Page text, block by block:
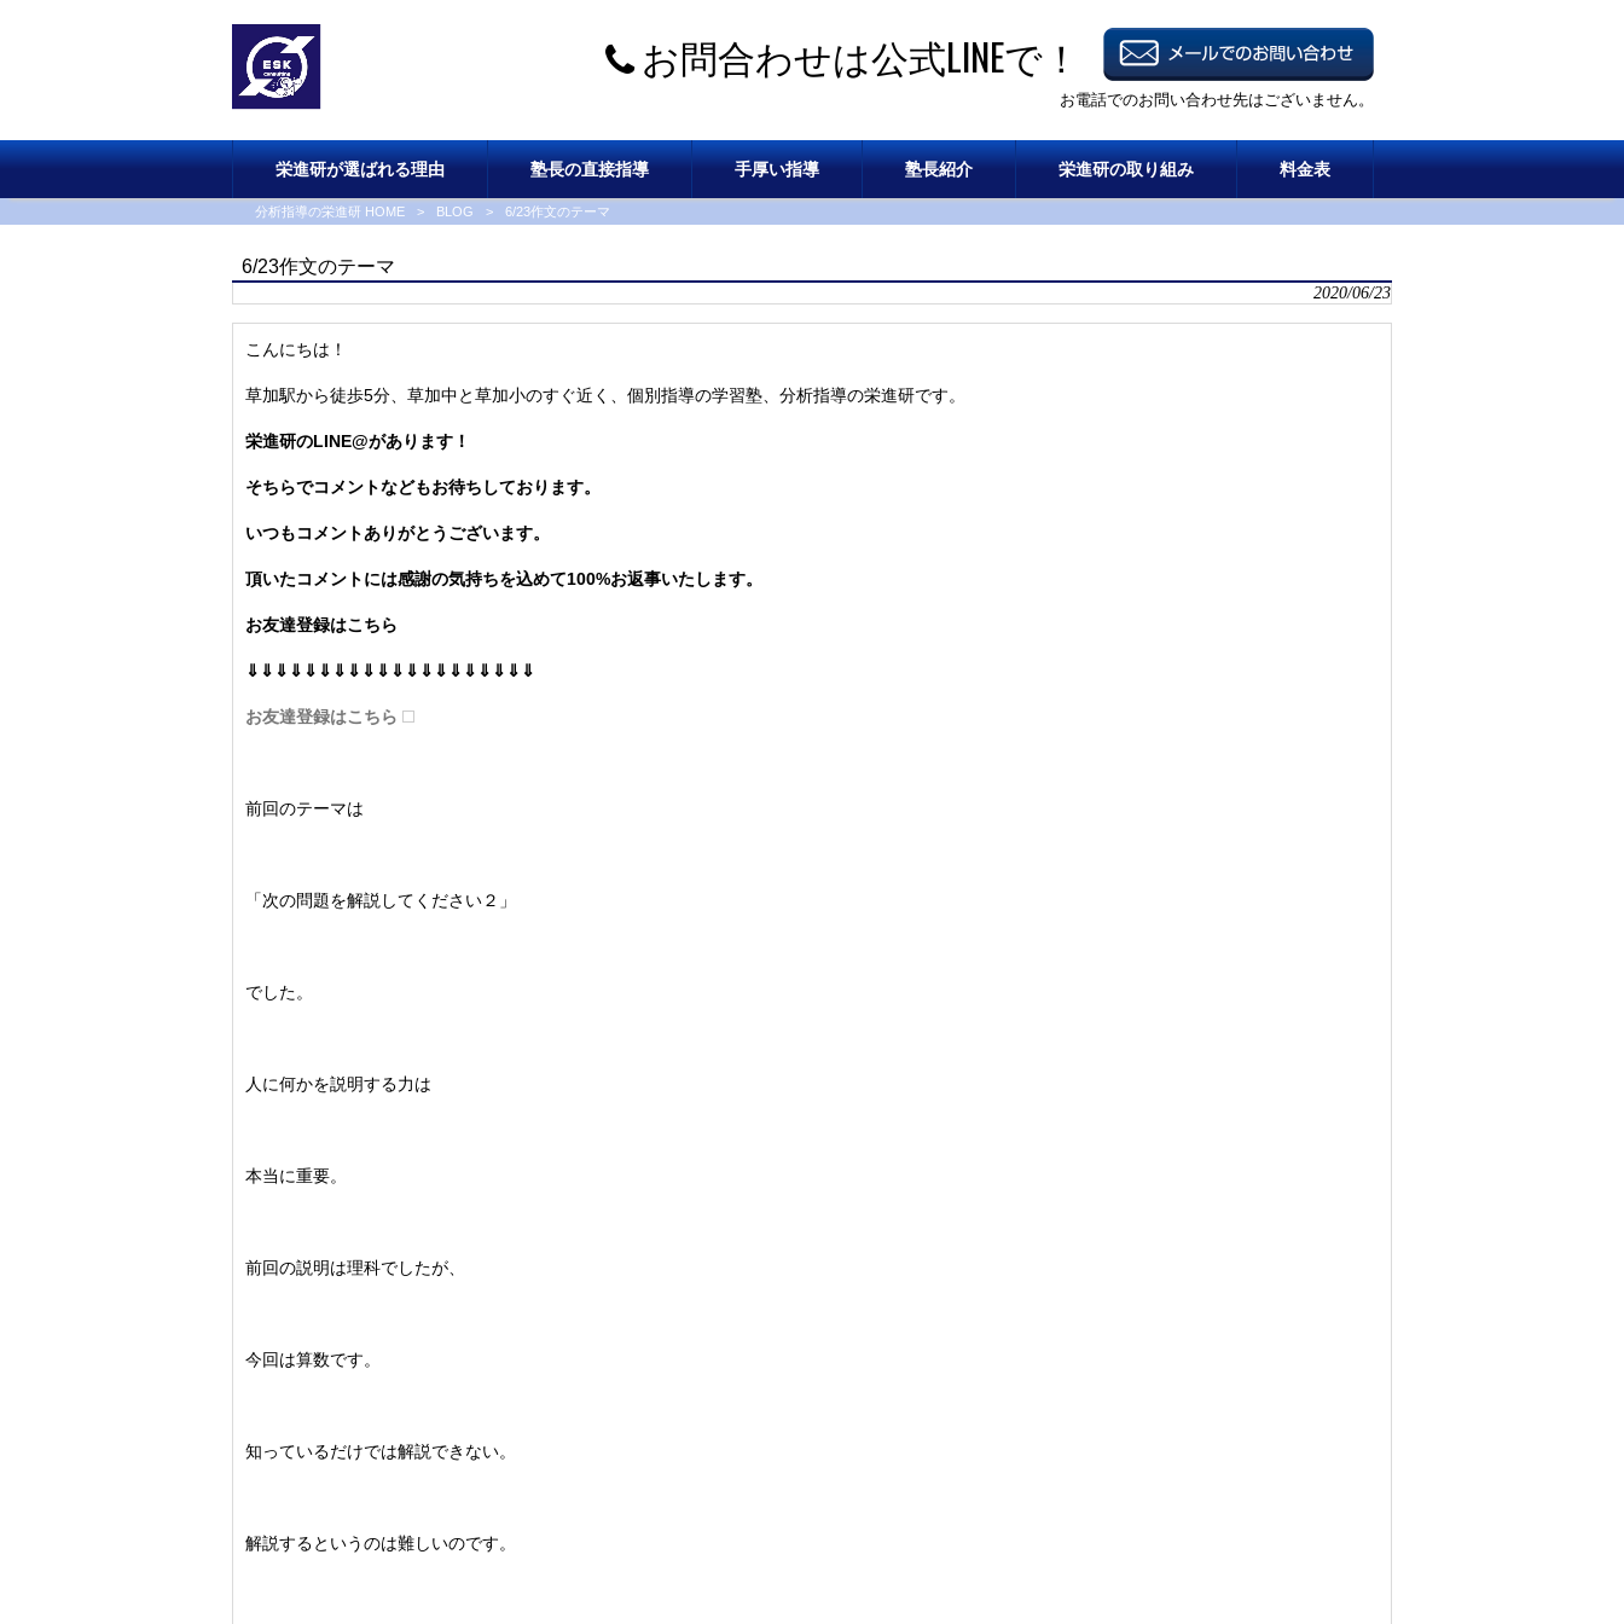
お問合わせは公式LINEで！
お電話でのお問い合わせ先はございません。
栄進研が選ばれる理由 塾長の直接指導 手厚い指導 塾長紹介 栄進研の取り組み 料金表
分析指導の栄進研 HOME > BLOG > 6/23作文のテーマ
6/23作文のテーマ
2020/06/23
こんにちは！
草加駅から徒歩5分、草加中と草加小のすぐ近く、個別指導の学習塾、分析指導の栄進研です。
栄進研のLINE@があります！
そちらでコメントなどもお待ちしております。
いつもコメントありがとうございます。
頂いたコメントには感謝の気持ちを込めて100%お返事いたします。
お友達登録はこちら
⇓⇓⇓⇓⇓⇓⇓⇓⇓⇓⇓⇓⇓⇓⇓⇓⇓⇓⇓⇓
お友達登録はこちら
前回のテーマは
「次の問題を解説してください２」
でした。
人に何かを説明する力は
本当に重要。
前回の説明は理科でしたが、
今回は算数です。
知っているだけでは解説できない。
解説するというのは難しいのです。